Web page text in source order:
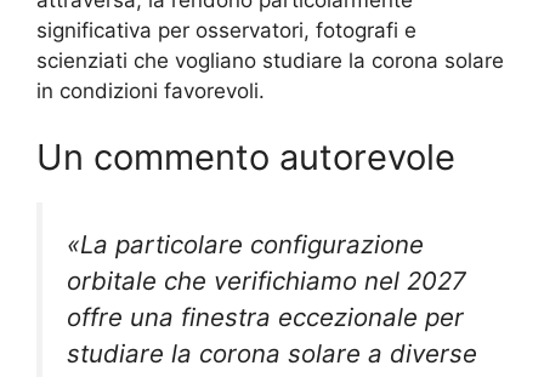
significativa per osservatori, fotografi e
scienziati che vogliano studiare la corona solare
in condizioni favorevoli.
Un commento autorevole
«La particolare configurazione
orbitale che verifichiamo nel 2027
offre una finestra eccezionale per
studiare la corona solare a diverse